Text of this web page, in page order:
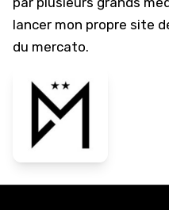
lancer mon propre site
du mercato.